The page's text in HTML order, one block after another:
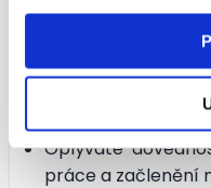
podat, že o
vy tím
personalista sejít
Máte
pracovní náplni,
Oplýváte
práce a začlenění